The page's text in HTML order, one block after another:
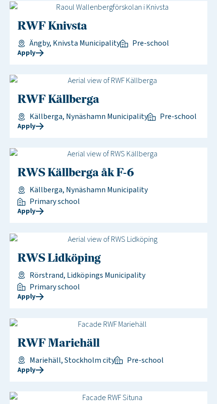
RWF Knivsta
Ängby, Knivsta Municipality Pre-school
Apply
RWF Källberga
Källberga, Nynäshamn Municipality Pre-school
Apply
RWS Källberga åk F-6
Källberga, Nynäshamn Municipality
Primary school
Apply
RWS Lidköping
Rörstrand, Lidköpings Municipality
Primary school
Apply
RWF Mariehäll
Mariehäll, Stockholm city Pre-school
Apply